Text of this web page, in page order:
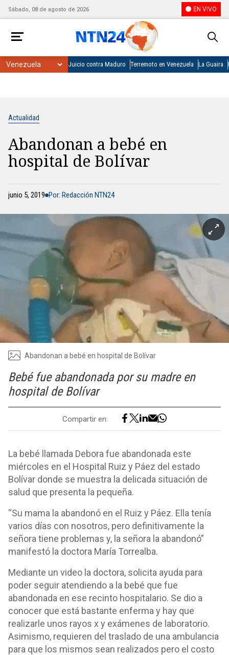
Sábado, 08 de agosto de 2026 EN VIVO
Juicio contra Maduro Terremoto en Venezuela La Guaira
Actualidad
Abandonan a bebé en
hospital de Bolívar
junio 5, 2019 Por: Redacción NTN24
Abandonan a bebé en hospital de Bolívar
Bebé fue abandonada por su madre en
hospital de Bolívar
Compartir en:
La bebé llamada Debora fue abandonada este
miércoles en el Hospital Ruiz y Páez del estado
Bolívar donde se muestra la delicada situación de
salud que presenta la pequeña.
“Su mama la abandonó en el Ruiz y Páez. Ella tenía
varios días con nosotros, pero definitivamente la
señora tiene problemas y, la señora la abandonó”
manifestó la doctora María Torrealba.
Mediante un video la doctora, solicita ayuda para
poder seguir atendiendo a la bebé que fue
abandonada en ese recinto hospitalario. Se dio a
conocer que está bastante enferma y hay que
realizarle unos rayos x y exámenes de laboratorio.
Asimismo, requieren del traslado de una ambulancia
para que los mismos sean realizados pero el costo